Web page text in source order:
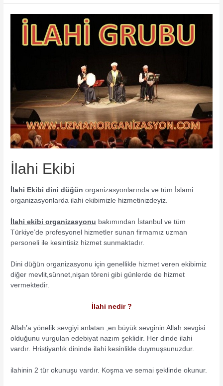
İlahi Ekibi
İlahi Ekibi dini düğün organizasyonlarında ve tüm İslami
organizasyonlarda ilahi ekibimizle hizmetinizdeyiz.
İlahi ekibi organizasyonu bakımından İstanbul ve tüm
Türkiye’de profesyonel hizmetler sunan firmamız uzman
personeli ile kesintisiz hizmet sunmaktadır.
Dini düğün organizasyonu için genellikle hizmet veren ekibimiz
diğer mevlit,sünnet,nişan töreni gibi günlerde de hizmet
vermektedir.
İlahi nedir ?
Allah’a yönelik sevgiyi anlatan ,en büyük sevginin Allah sevgisi
olduğunu vurgulan edebiyat nazım şeklidir. Her dinde ilahi
vardır. Hristiyanlık dininde ilahi kesinlikle duymuşsunuzdur.
ilahinin 2 tür okunuşu vardır. Koşma ve semai şeklinde okunur.